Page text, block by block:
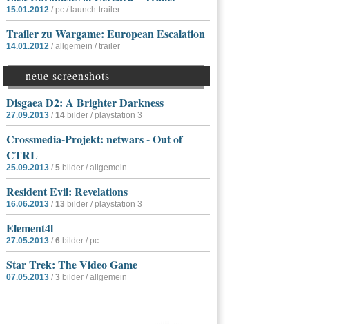
15.01.2012 / pc / launch-trailer
Trailer zu Wargame: European Escalation
14.01.2012 / allgemein / trailer
neue screenshots
Disgaea D2: A Brighter Darkness
27.09.2013 / 14 bilder / playstation 3
Crossmedia-Projekt: netwars - Out of
CTRL
25.09.2013 / 5 bilder / allgemein
Resident Evil: Revelations
16.06.2013 / 13 bilder / playstation 3
Element4l
27.05.2013 / 6 bilder / pc
Star Trek: The Video Game
07.05.2013 / 3 bilder / allgemein